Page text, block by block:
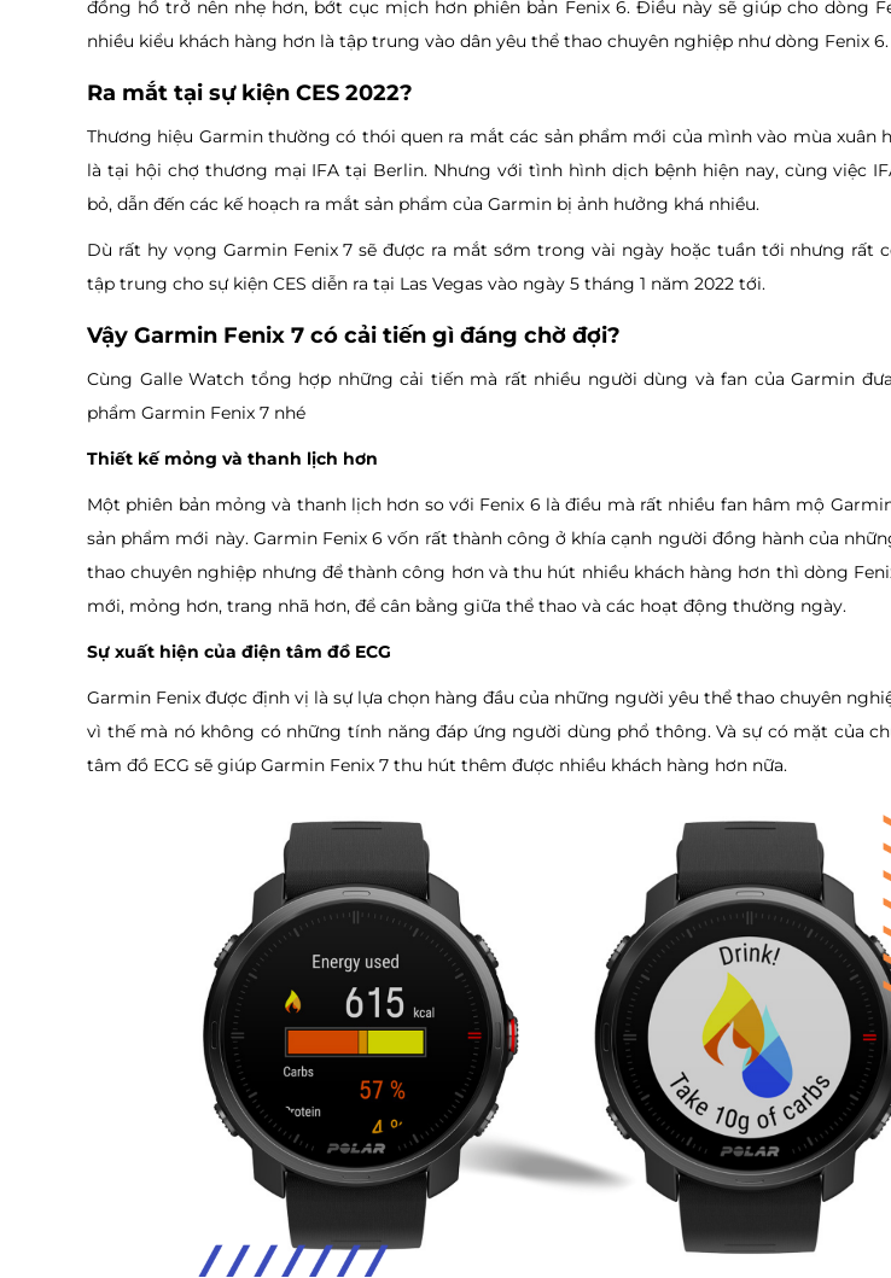
đồng hồ trở nên nhẹ hơn, bớt cục mịch hơn phiên bản Fenix 6. Điều này sẽ giúp cho dòng
nhiều kiểu khách hàng hơn là tập trung vào dân yêu thể thao chuyên nghiệp như dòng Fenix 6.
Ra mắt tại sự kiện CES 2022?
Thương hiệu Garmin thường có thói quen ra mắt các sản phẩm mới của mình vào mùa xuân
là tại hội chợ thương mại IFA tại Berlin. Nhưng với tình hình dịch bệnh hiện nay, cùng việc
bỏ, dẫn đến các kế hoạch ra mắt sản phẩm của Garmin bị ảnh hưởng khá nhiều.
Dù rất hy vọng Garmin Fenix 7 sẽ được ra mắt sớm trong vài ngày hoặc tuần tới nhưng rất
tập trung cho sự kiện CES diễn ra tại Las Vegas vào ngày 5 tháng 1 năm 2022 tới.
Vậy Garmin Fenix 7 có cải tiến gì đáng chờ đợi?
Cùng Galle Watch tổng hợp những cải tiến mà rất nhiều người dùng và fan của Garmin
phẩm Garmin Fenix 7 nhé
Thiết kế mỏng và thanh lịch hơn
Một phiên bản mỏng và thanh lịch hơn so với Fenix 6 là điều mà rất nhiều fan hâm mộ
sản phẩm mới này. Garmin Fenix 6 vốn rất thành công ở khía cạnh người đồng hành của
thao chuyên nghiệp nhưng để thành công hơn và thu hút nhiều khách hàng hơn thì dòng
mới, mỏng hơn, trang nhã hơn, để cân bằng giữa thể thao và các hoạt động thường ngày.
Sự xuất hiện của điện tâm đồ ECG
Garmin Fenix được định vị là sự lựa chọn hàng đầu của những người yêu thể thao chuyên
vì thế mà nó không có những tính năng đáp ứng người dùng phổ thông. Và sự có mặt của
tâm đồ ECG sẽ giúp Garmin Fenix 7 thu hút thêm được nhiều khách hàng hơn nữa.